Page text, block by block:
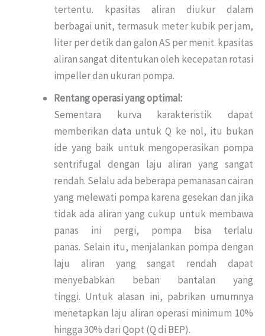
tertentu. kpasitas aliran diukur dalam
berbagai unit, termasuk meter kubik per jam,
liter per detik dan galon AS per menit. kpasitas
aliran sangat ditentukan oleh kecepatan rotasi
impeller dan ukuran pompa.
Rentang operasi yang optimal:
Sementara kurva karakteristik dapat
memberikan data untuk Q ke nol, itu bukan
ide yang baik untuk mengoperasikan pompa
sentrifugal dengan laju aliran yang sangat
rendah. Selalu ada beberapa pemanasan cairan
yang melewati pompa karena gesekan dan jika
tidak ada aliran yang cukup untuk membawa
panas ini pergi, pompa bisa terlalu
panas. Selain itu, menjalankan pompa dengan
laju aliran yang sangat rendah dapat
menyebabkan beban bantalan yang
tinggi. Untuk alasan ini, pabrikan umumnya
menetapkan laju aliran operasi minimum 10%
hingga 30% dari Qopt (Q di BEP).